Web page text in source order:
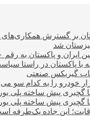
بر گسترش
شد
پاکستان به رقم ۱۰ میلیارد دلار
با پاکستان در راستا
گیربکس صنعتی
خودرو را به کدام سو
با گچبری پیش ساخته
با گچبری پیش ساخته